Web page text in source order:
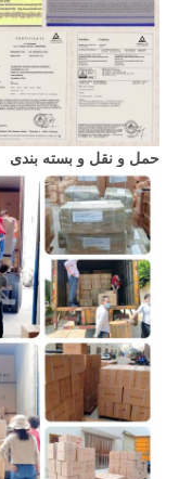
حمل و نقل و بسته بندی